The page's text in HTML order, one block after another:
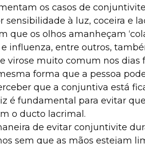
os casos de
sensibilidade à luz, coceira e
que os olhos amanheçam
influenza, entre outros,
virose muito comum nos
forma que a pessoa
que a conjuntiva está
é fundamental para evitar
o ducto lacrimal.
de evitar conjuntivite
sem que as mãos estejam